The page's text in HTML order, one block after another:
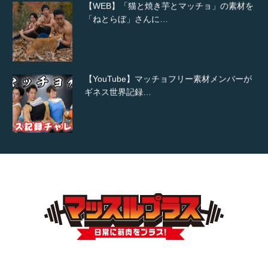
【WEB】「猫と焼き芋とマッチョ」の素材を
「ねとらぼ」さんに…
【YouTube】マッチョフリー素材メンバーが
ギネス世界記録…
【TV】TBS番組「ひるおび」にてマッスルプ
TOKYO FMラジオ番組「ONE MORNING」
で紹介さ…